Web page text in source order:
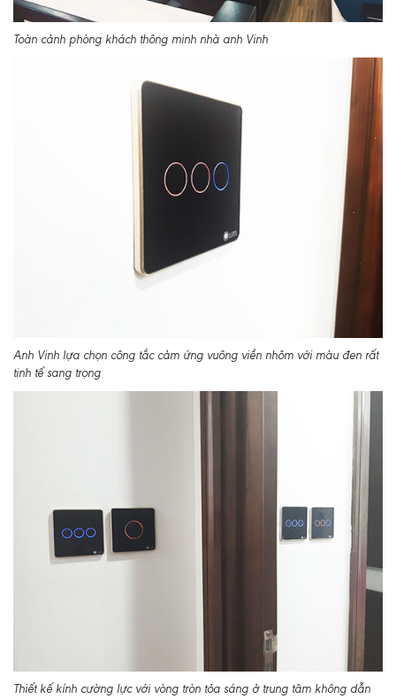
Toàn cảnh phòng khách thông minh nhà anh Vinh
Anh Vinh lựa chọn công tắc cảm ứng vuông viền nhôm với màu đen rất
tinh tế sang trọng
Thiết kế kính cường lực với vòng tròn tỏa sáng ở trung tâm không dẫn